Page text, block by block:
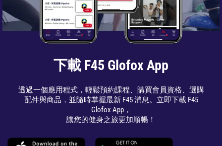
下載 F45 Glofox App
透過一個應用程式，輕鬆預約課程、購買會員資格、選購
配件與商品，並隨時掌握最新 F45 消息。立即下載 F45
Glofox App，
讓您的健身之旅更加順暢！